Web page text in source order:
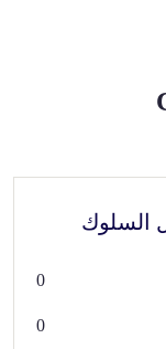
السلوك
0
0